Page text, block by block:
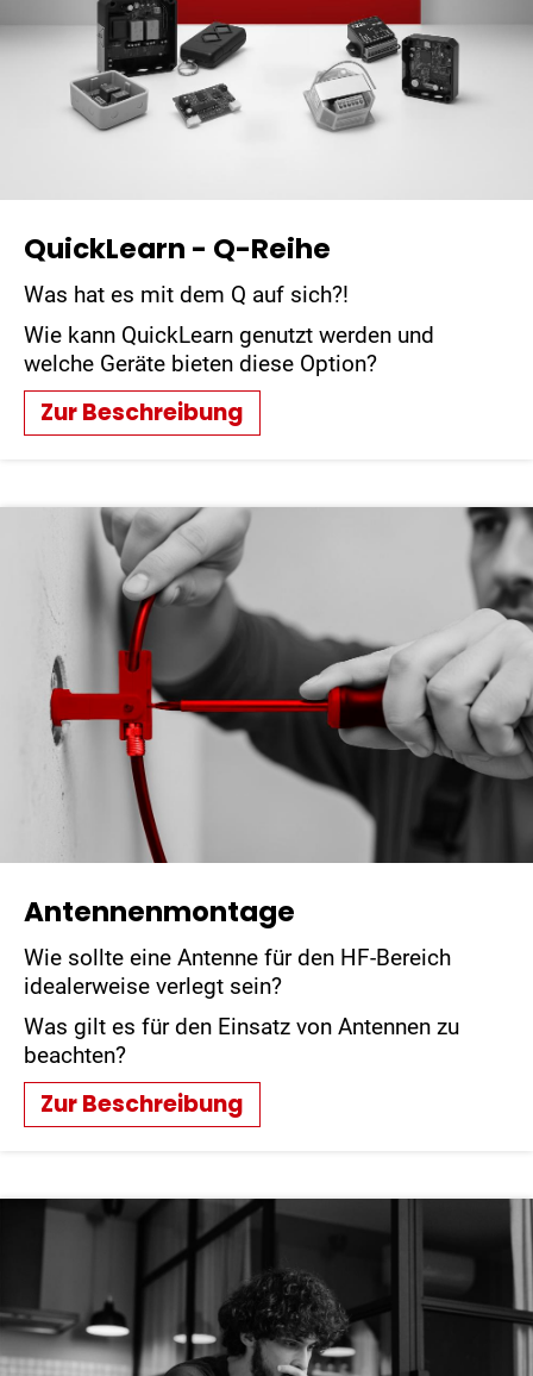
QuickLearn - Q-Reihe
Was hat es mit dem Q auf sich?!
Wie kann QuickLearn genutzt werden und
welche Geräte bieten diese Option?
Zur Beschreibung
Antennenmontage
Wie sollte eine Antenne für den HF-Bereich
idealerweise verlegt sein?
Was gilt es für den Einsatz von Antennen zu
beachten?
Zur Beschreibung